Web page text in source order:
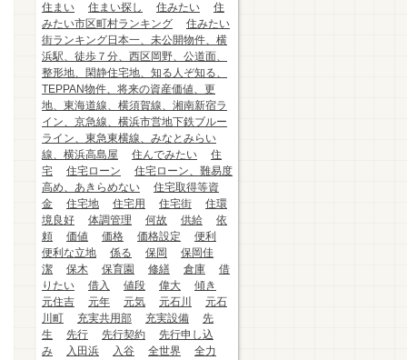
住まい
住まい探し 住みたい
住
みたい市区町村ランキング
住みたい
街ランキング日本一、未公開物件、横
浜駅、徒歩７分、西区岡野、公道面、
整形地、閑静住宅地、知る人ぞ知る、
TEPPAN物件、将来の資産価値、更
地、東海道線、横須賀線、湘南新宿ラ
イン、京急線、横浜市営地下鉄ブルー
ライン、東急東横線、みなとみらい
線、横浜高島屋
住んでみたい
住
宅
住宅ローン
住宅ローン、難易度
高め、あきらめない
住宅取得等資
金
住宅地 住宅用 住宅街
住環
境良好
体調管理 何故 供給
依
頼
価値 価格 価格設定
便利
便利な立地
係る 保岡
保岡佳
潔
保木 保育園 修繕 倉庫
借
りたい
借入 値段 偉大
傾き
元住吉
元年 元気 元石川
元石
川町
充実共用部 充実設備
先
生
先行 先行契約
先行申し込
み
入田浜 入谷 全世界
全力